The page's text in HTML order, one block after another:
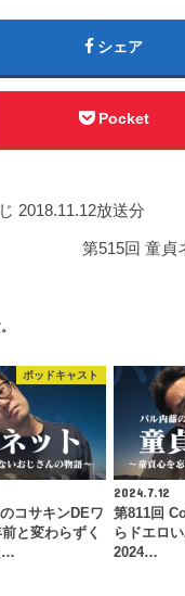
シェア
Pocket
2018.11.12放送分
第515回 童貞
ポッドキャスト
コサキンDEワ
と変わらずく
…
2024.7.12
第811回
らドエロ
2024…